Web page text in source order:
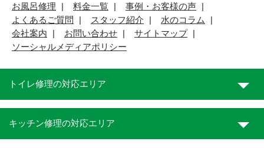
お風呂修理
料金一覧
事例・お客様の声
よくあるご質問
スタッフ紹介
水のコラム
会社案内
お問い合わせ
サイトマップ
ソーシャルメディアポリシー
トイレ修理の対応エリア
キッチン修理の対応エリア